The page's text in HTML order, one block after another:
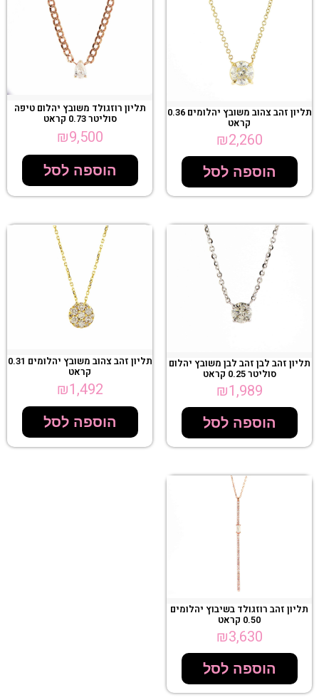
תליון זהב צהוב משובץ יהלומים 0.36
קראט
₪2,260
הוספה לסל
תליון רוזגולד משובץ יהלום טיפה
סוליטר 0.73 קראט
₪9,500
הוספה לסל
תליון זהב לבן זהב לבן משובץ יהלום
סוליטר 0.25 קראט
₪1,989
הוספה לסל
תליון זהב צהוב משובץ יהלומים 0.31
קראט
₪1,492
הוספה לסל
תליון זהב רוזגולד בשיבוץ יהלומים
0.50 קראט
₪3,630
הוספה לסל